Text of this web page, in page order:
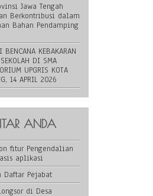
Jawa Tengah
Berkontribusi dalam
Bahan Pendamping
BENCANA KEBAKARAN
DI SMA
UPGRIS KOTA
14 APRIL 2026
ANDA
on fitur Pengendalian
aplikasi
Daftar Pejabat
di Desa